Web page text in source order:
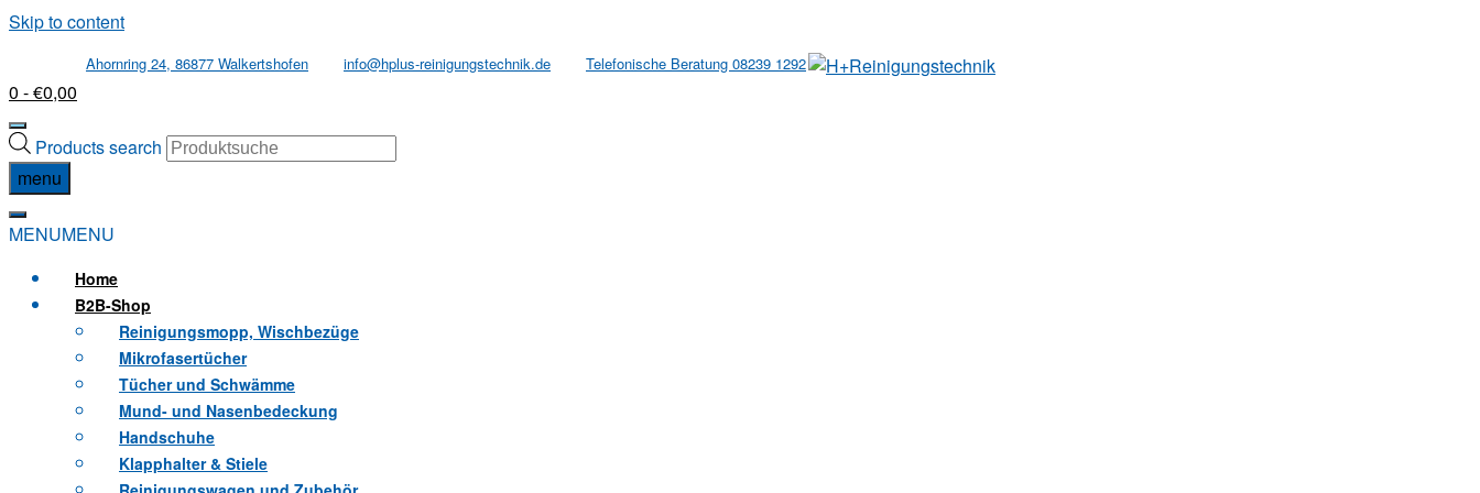
Skip to content
Ahornring 24, 86877 Walkertshofen info@hplus-reinigungstechnik.de Telefonische Beratung 08239 1292
0 - €0,00
Products search
menu
MENUMENU
Home
B2B-Shop
Reinigungsmopp, Wischbezüge
Mikrofasertücher
Tücher und Schwämme
Mund- und Nasenbedeckung
Handschuhe
Klapphalter & Stiele